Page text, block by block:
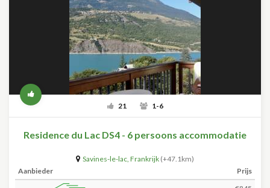
21 1-6
Residence du Lac DS4 - 6 persoons accommodatie
Savines-le-lac, Frankrijk (+47.1km)
Aanbieder
Prijs